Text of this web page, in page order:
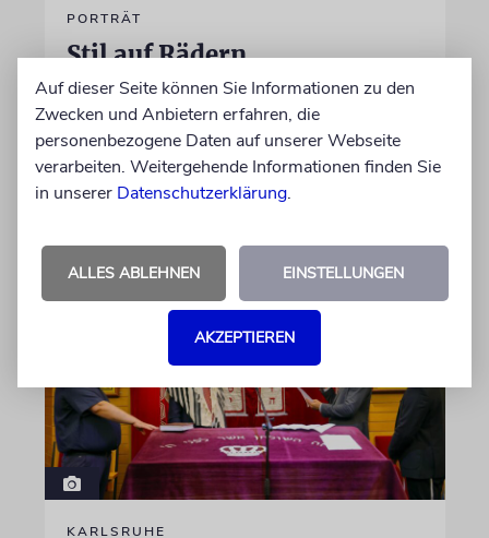
PORTRÄT
Stil auf Rädern
Der Swing-Musiker Andrej Hermlin sammelt
Oldtimer – und fährt sie, statt sie nur in der
Garage zu bewundern. Ein Besuch in Pankow
KARLSRUHE
Auf dieser Seite können Sie Informationen zu den
Zwecken und Anbietern erfahren, die
personenbezogene Daten auf unserer Webseite
verarbeiten. Weitergehende Informationen finden Sie
in unserer Datenschutzerklärung.
ALLES ABLEHNEN EINSTELLUNGEN
AKZEPTIEREN